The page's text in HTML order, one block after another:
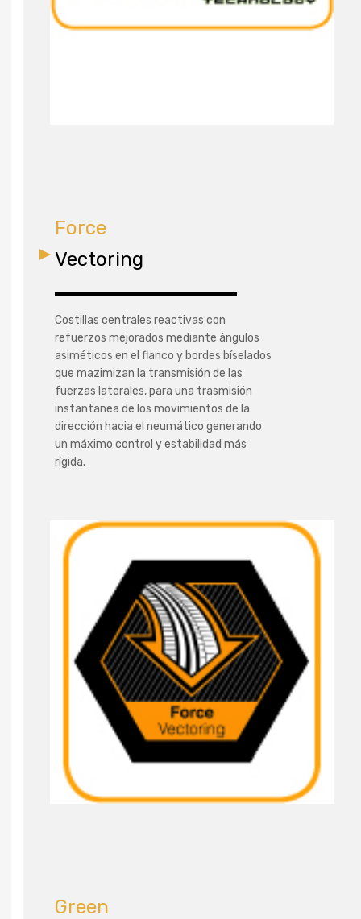
Force
Vectoring
Costillas centrales reactivas con
refuerzos mejorados mediante ángulos
asiméticos en el flanco y bordes bíselados
que mazimizan la transmisión de las
fuerzas laterales, para una trasmisión
instantanea de los movimientos de la
dirección hacia el neumático generando
un máximo control y estabilidad más
rígida.
Green